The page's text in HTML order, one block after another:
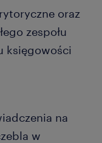
oraz
zespołu
księgowości
na
w